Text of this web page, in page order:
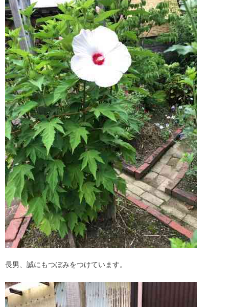
長男、誠にもつぼみをつけています。